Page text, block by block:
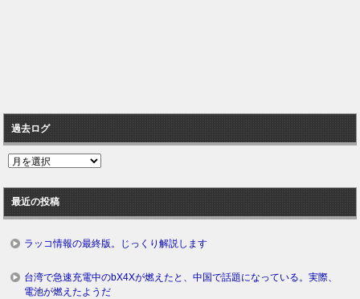
過去ログ
過
ロ
グ
最近の投稿
ラッコ情報の最終版。じっくり解説します
台湾で急速充電中のbX4Xが燃えたと、中国で話題になっている。実際、
電池が燃えたようだ